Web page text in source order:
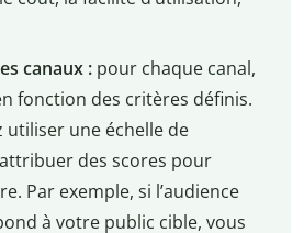
canaux :pour chaque canal,
fonction des critères définis.
utiliser une échelle de
des scores pour
Par exemple, si l’audience
à votre public cible, vous